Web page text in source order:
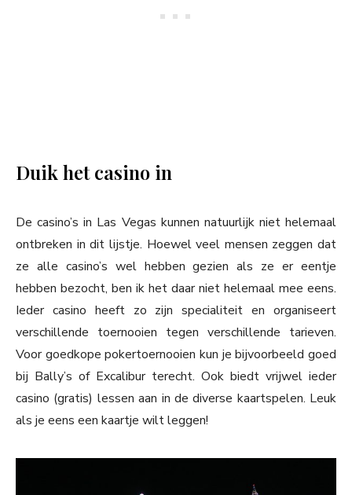
Duik het casino in
De casino’s in Las Vegas kunnen natuurlijk niet helemaal
ontbreken in dit lijstje. Hoewel veel mensen zeggen dat
ze alle casino’s wel hebben gezien als ze er eentje
hebben bezocht, ben ik het daar niet helemaal mee eens.
Ieder casino heeft zo zijn specialiteit en organiseert
verschillende toernooien tegen verschillende tarieven.
Voor goedkope pokertoernooien kun je bijvoorbeeld goed
bij Bally’s of Excalibur terecht. Ook biedt vrijwel ieder
casino (gratis) lessen aan in de diverse kaartspelen. Leuk
als je eens een kaartje wilt leggen!